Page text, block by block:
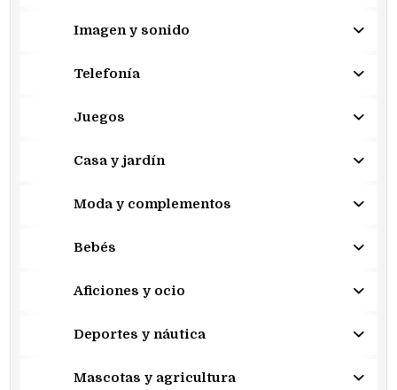
Imagen y sonido
Telefonía
Juegos
Casa y jardín
Moda y complementos
Bebés
Aficiones y ocio
Deportes y náutica
Mascotas y agricultura